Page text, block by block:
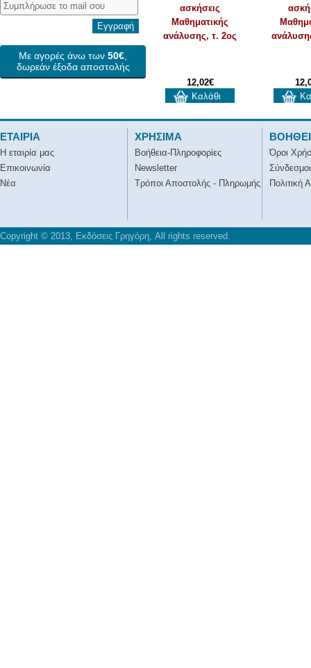
Εγγραφή
Με αγορές άνω των 50€
δωρεάν έξοδα αποστολής
ασκήσεις
Mαθηματικής
ανάλυσης, τ. 2ος
12,02€
Καλάθι
ΕΤΑΙΡΙΑ
Η εταιρία μας
Επικοινωνία
Νέα
ΧΡΗΣΙΜΑ
Βοήθεια-Πληροφορίες
Newsletter
Τρόποι Αποστολής - Πληρωμής
Όροι
Σύνδεσμοι
Πολιτική
Copyright © 2013, Εκδόσεις Γρηγόρη, All rights reserved.